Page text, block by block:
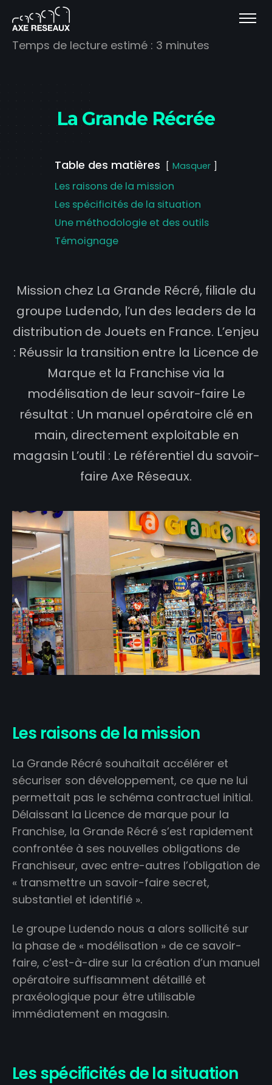
Temps de lecture estimé : 3 minutes
La Grande Récrée
Table des matières Masquer
Les raisons de la mission
Les spécificités de la situation
Une méthodologie et des outils
Témoignage
Mission chez La Grande Récré, filiale du
groupe Ludendo, l’un des leaders de la
distribution de Jouets en France. L’enjeu
: Réussir la transition entre la Licence de
Marque et la Franchise via la
modélisation de leur savoir-faire Le
résultat : Un manuel opératoire clé en
main, directement exploitable en
magasin L’outil : Le référentiel du savoir-
faire Axe Réseaux.
Les raisons de la mission
La Grande Récré souhaitait accélérer et
sécuriser son développement, ce que ne lui
permettait pas le schéma contractuel initial.
Délaissant la Licence de marque pour la
Franchise, la Grande Récré s’est rapidement
confrontée à ses nouvelles obligations de
Franchiseur, avec entre-autres l’obligation de
« transmettre un savoir-faire secret,
substantiel et identifié ».
Le groupe Ludendo nous a alors sollicité sur
la phase de « modélisation » de ce savoir-
faire, c’est-à-dire sur la création d’un manuel
opératoire suffisamment détaillé et
praxéologique pour être utilisable
immédiatement en magasin.
Les spécificités de la situation